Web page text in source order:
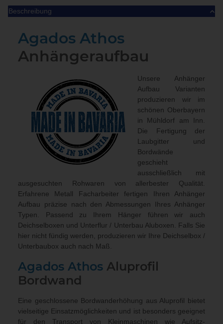
Beschreibung
Agados Athos
Anhängeraufbau
Unsere Anhänger
Aufbau Varianten
produzieren wir im
schönen Oberbayern
in Mühldorf am Inn.
Die Fertigung der
Laubgitter und
Bordwände
geschieht
ausschließlich mit
ausgesuchten Rohwaren von allerbester Qualität.
Erfahrene Metall Facharbeiter fertigen Ihren Anhänger
Aufbau präzise nach den Abmessungen Ihres Anhänger
Typen. Passend zu Ihrem Hänger führen wir auch
Deichselboxen und Unterflur / Unterbau Aluboxen . Falls Sie
hier nicht fündig werden, produzieren wir Ihre Deichselbox /
Unterbaubox auch nach Maß
Agados Athos Aluprofil
Bordwand
Eine geschlossene Bordwanderhöhung aus Aluprofil bietet
vielseitige Einsatzmöglichkeiten und ist besonders geeignet
für den Transport von Kleinmaschinen wie Aufsitz-